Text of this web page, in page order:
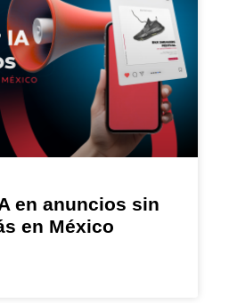
en anuncios sin
en México